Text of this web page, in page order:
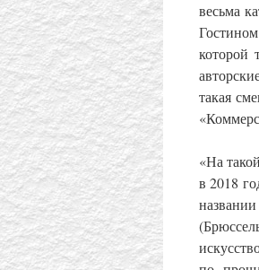
весьма
которой
такая
«На
в 2018